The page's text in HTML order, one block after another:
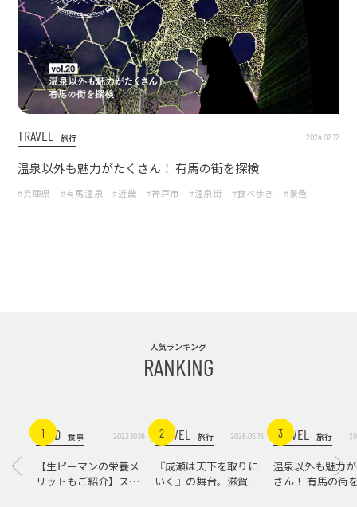
TRAVEL 旅行 2024.02.12
温泉以外も魅力がたくさん！ 有馬の街を探検
#兵庫県 #有馬温泉 #近畿 #神戸市 #温泉街 #食べ歩き #景色
人気ランキング
RANKING
1FOOD 食事 2023.10.16
【生ピーマンの栄養メ
リットもご紹介】スパ
2
TRAVEL 旅行 2026.05.15
『成瀬は天下を取りに
いく』の舞台。滋賀県
3
TRAVEL 旅行
温泉以外も魅力
さん！ 有馬の街